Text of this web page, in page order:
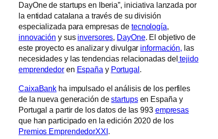
DayOne de startups en Iberia”, iniciativa lanzada por
la entidad catalana a través de su división
especializada para empresas de tecnología,
innovación y sus inversores, DayOne. El objetivo de
este proyecto es analizar y divulgar información, las
necesidades y las tendencias relacionadas del tejido
emprendedoren España y Portugal .
CaixaBank ha impulsado el análisis de los perfiles
de la nueva generación destartupsen España y
Portugal a partir de los datos de las 993 empresas
que han participado en la edición 2020 de los
Premios EmprendedorXXI